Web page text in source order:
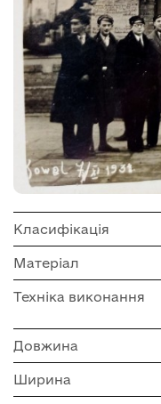
Класифікація
Матеріал
Техніка виконання
Довжина
Ширина